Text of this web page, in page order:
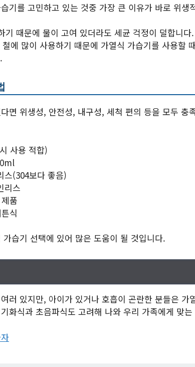
기를 고민하고 있는 것중 가장 큰 이유가 바로 위생
기 때문에 물이 고여 있더라도 세균 걱정이 덜합니다.
에 많이 사용하기 때문에 가열식 가습기를 사용할
면 위생성, 안전성, 내구성, 세척 편의 등을 모두 충
사용 적합)
스(304보다 좋음)
리스
품
식
습기 선택에 있어 많은 도움이 될 것입니다.
러 있지만, 아이가 있거나 호흡이 곤란한 분들은 가
화식과 초음파식도 고려해 나와 우리 가족에게 맞